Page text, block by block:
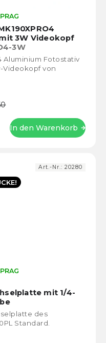
3W Videokopf
3W
In den Warenkorb
Aluminium Fotostativ
Videokopf von
mit 1/4-
des
Standard.
Art.-Nr.: 20280